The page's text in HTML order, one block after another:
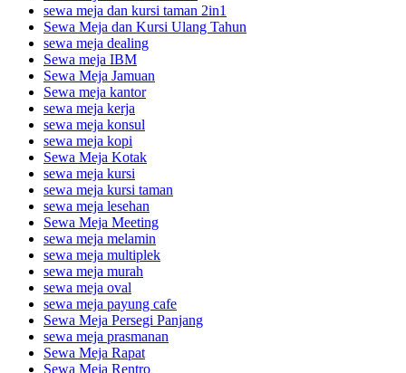
sewa meja dan kursi taman 2in1
Sewa Meja dan Kursi Ulang Tahun
sewa meja dealing
Sewa meja IBM
Sewa Meja Jamuan
Sewa meja kantor
sewa meja kerja
sewa meja konsul
sewa meja kopi
Sewa Meja Kotak
sewa meja kursi
sewa meja kursi taman
sewa meja lesehan
Sewa Meja Meeting
sewa meja melamin
sewa meja multiplek
sewa meja murah
sewa meja oval
sewa meja payung cafe
Sewa Meja Persegi Panjang
sewa meja prasmanan
Sewa Meja Rapat
Sewa Meja Rentro